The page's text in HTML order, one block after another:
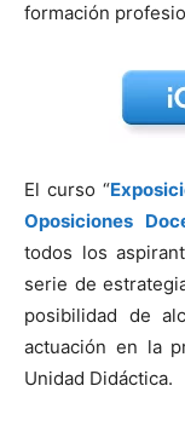
formación
El curso “
Oposiciones
todos los
serie de
posibilidad de
actuación en la
Unidad Didáctica.